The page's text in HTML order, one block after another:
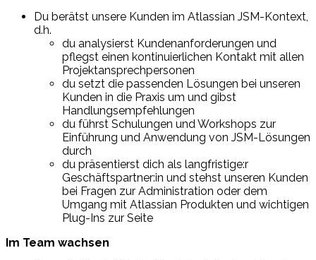
Du berätst unsere Kunden im Atlassian JSM-Kontext,
d.h.
du analysierst Kundenanforderungen und
pflegst einen kontinuierlichen Kontakt mit allen
Projektansprechpersonen
du setzt die passenden Lösungen bei unseren
Kunden in die Praxis um und gibst
Handlungsempfehlungen
du führst Schulungen und Workshops zur
Einführung und Anwendung von JSM-Lösungen
durch
du präsentierst dich als langfristige:r
Geschäftspartner:in und stehst unseren Kunden
bei Fragen zur Administration oder dem
Umgang mit Atlassian Produkten und wichtigen
Plug-Ins zur Seite
Im Team wachsen